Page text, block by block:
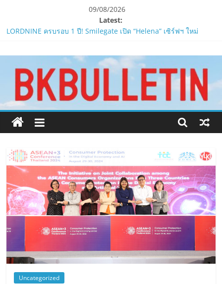
content
09/08/2026
Latest:
LORDNINE ครบรอบ 1 ปี! Smilegate เปิด “Helena” เซิร์ฟฯ ใหม่
บูสต์ EXP กระฉูด 50% พร้อมแจกซัมมอนสูงสุด 1,111 ครั้ง!
LORDNINE จัดศึกคนดังสายเกม ไทย ปะทะ ฟิลิปปินส์ใน “Rise of the
Tenth Lord”
PIPPER STANDARD® เปิดตัวแชมพูอาบน้ำ และ โฟมอาบแห้งสัตว์
เลี้ยง
ห้ามพลาด! Smilegate เปิดตัว ‘เฮเลนา’ เซิร์ฟเวอร์ใหม่ของ
LORDNINE 29 ก.ค. นี้
เสนอ
ข่าว
ครบ
ทุก
Uncategorized